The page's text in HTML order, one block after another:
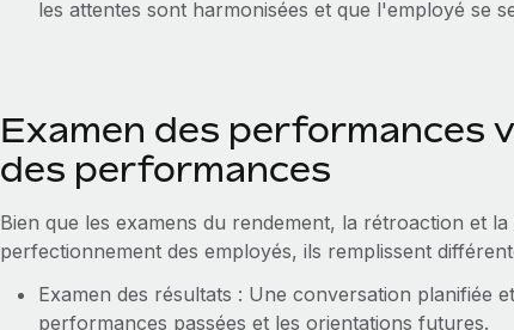
les attentes sont harmonisées et que l'employé se
Examen des performances
des performances
Bien que les examens du rendement, la rétroaction et
perfectionnement des employés, ils remplissent
Examen des résultats : Une conversation planifiée
performances passées et les orientations futures.